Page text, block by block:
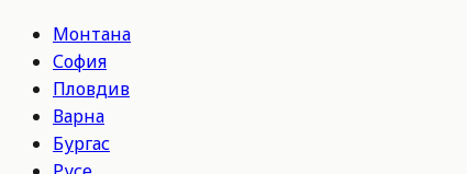
Монтана
София
Пловдив
Варна
Бургас